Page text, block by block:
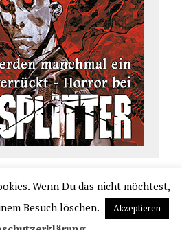
2026 | COMIC.DE
VERLAGSAUSLIEFERUNG UND VER
Wenn Du das nicht möchtest,
Besuch löschen.
Akzeptieren